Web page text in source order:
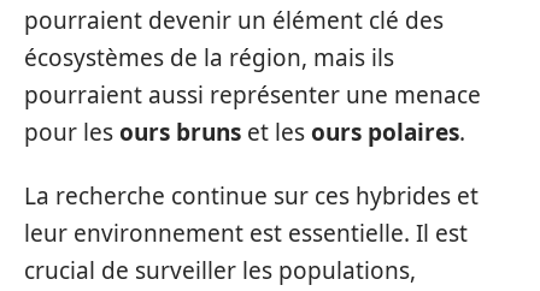
pourraient devenir un élément clé des
écosystèmes de la région, mais ils
pourraient aussi représenter une menace
pour lesours bruns et lesours polaires.
La recherche continue sur ces hybrides et
leur environnement est essentielle. Il est
crucial de surveiller les populations,